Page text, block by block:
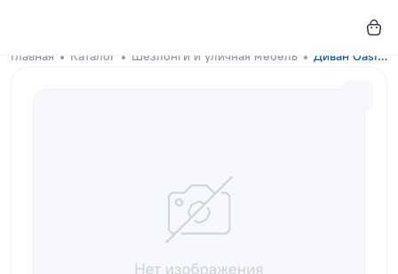
Главная Каталог Шезлонги и уличная мебель Диван Oasis Bone Brown